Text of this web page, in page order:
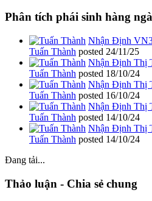
Phân tích phái sinh hàng
Nhận Định
Tuấn Thành posted 24/11/25
Nhận Định Thị
Tuấn Thành posted 18/10/24
Nhận Định Thị
Tuấn Thành posted 16/10/24
Nhận Định Thị
Tuấn Thành posted 14/10/24
Nhận Định Thị
Tuấn Thành posted 14/10/24
Đang tải...
Thảo luận - Chia sẻ chung